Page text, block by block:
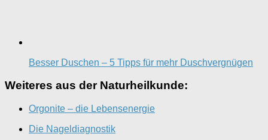
Besser Duschen – 5 Tipps für mehr Duschvergnügen
Weiteres aus der Naturheilkunde:
Orgonite – die Lebensenergie
Die Nageldiagnostik